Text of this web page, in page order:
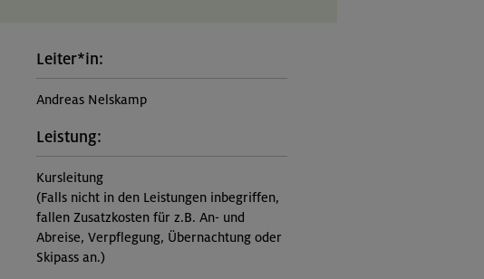
Leiter*in:
Andreas Nelskamp
Leistung:
Kursleitung
(Falls nicht in den Leistungen inbegriffen,
fallen Zusatzkosten für z.B. An- und
Abreise, Verpflegung, Übernachtung oder
Skipass an.)